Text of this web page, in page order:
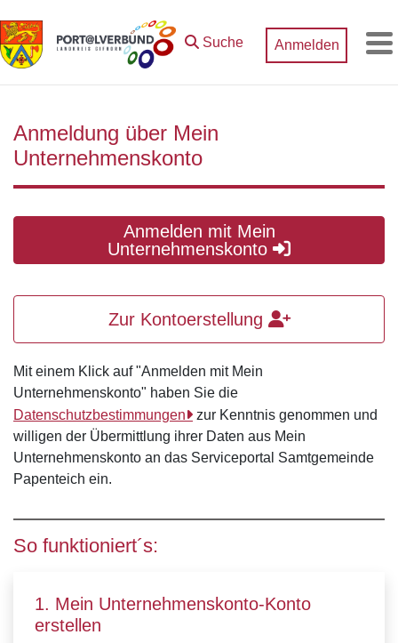
Suche Anmelden
Anmeldung über Mein
Unternehmenskonto
Anmelden mit Mein
Unternehmenskonto
Zur Kontoerstellung
Mit einem Klick auf "Anmelden mit Mein
Unternehmenskonto" haben Sie die
Datenschutzbestimmungen
zur Kenntnis genommen und
willigen der Übermittlung ihrer Daten aus Mein
Unternehmenskonto an das Serviceportal Samtgemeinde
Papenteich ein.
So funktioniert´s:
1. Mein Unternehmenskonto-Konto
erstellen